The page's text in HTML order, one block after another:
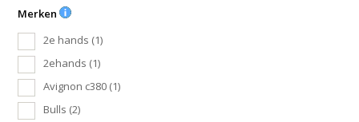
Merken
2e hands (1)
2ehands (1)
Avignon c380 (1)
Bulls (2)